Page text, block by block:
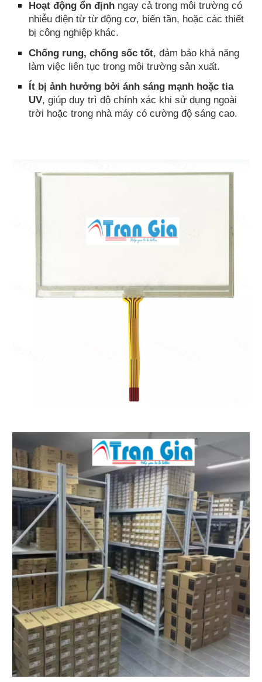
Hoạt động ổn định ngay cả trong môi trường có
nhiễu điện từ từ động cơ, biến tần, hoặc các thiết
bị công nghiệp khác.
Chống rung, chống sốc tốt, đảm bảo khả năng
làm việc liên tục trong môi trường sản xuất.
Ít bị ảnh hưởng bởi ánh sáng mạnh hoặc tia
UV, giúp duy trì độ chính xác khi sử dụng ngoài
trời hoặc trong nhà máy có cường độ sáng cao.